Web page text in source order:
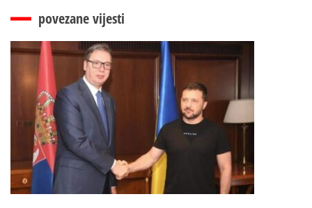
povezane vijesti